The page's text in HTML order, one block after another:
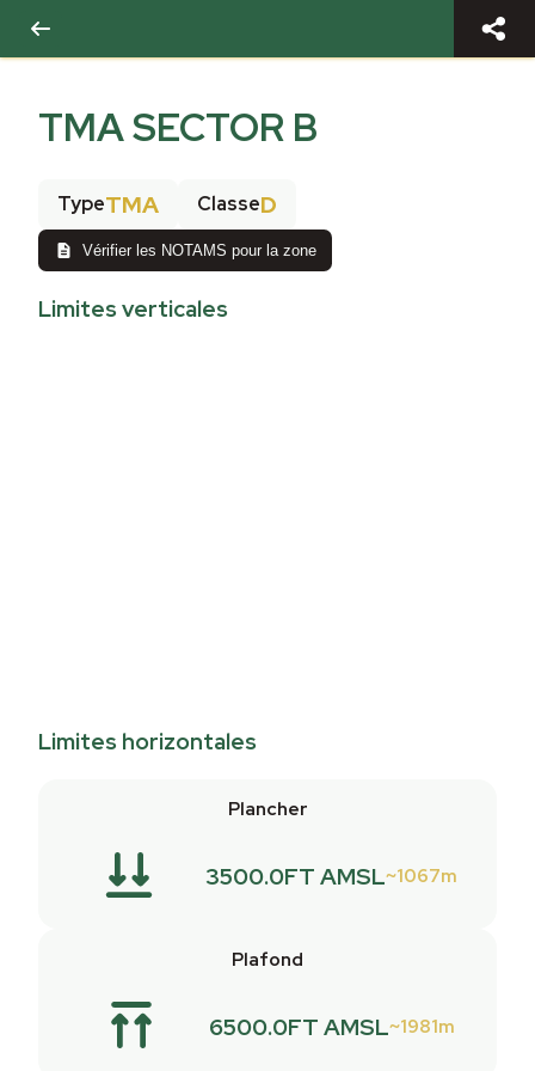
TMA SECTOR B
TypeTMA ClasseD
Vérifier les NOTAMS pour la zone
Limites verticales
Limites horizontales
Plancher
3500.0FT AMSL 1067m
Plafond
6500.0FT AMSL 1981m